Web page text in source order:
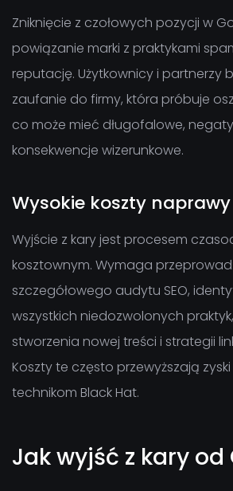
Zniknięcie z czołowych pozycji w
powiązanie marki z praktykami
reputację. Użytkownicy i partnerzy
zaufanie do firmy, która próbuje
co może mieć długofalowe,
konsekwencje wizerunkowe.
Wysokie koszty
Wyjście z kary jest procesem
kosztownym. Wymaga
szczegółowego audytu SEO,
wszystkich niedozwolonych
stworzenia nowej treści i strategii
Koszty te często przewyższają
technikom Black Hat.
Jak wyjść z kary od